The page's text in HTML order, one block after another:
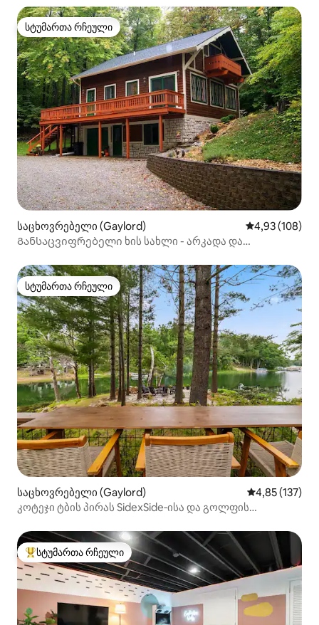
სტუმართა რჩეული
სტუმართა რჩეული
საცხოვრებელი (Gaylord) საშუალო
4,93 (108)
Განსაცვიფრებელი ხის სახლი - არკადა და
სტუმართა რჩეული
სტუმართა რჩეული
საცხოვრებელი (Gaylord) საშუალო
4,85 (137)
კოტეჯი ტბის პირას SidexSide‑ისა და გოლფის
სტუმართა რჩეული მოწინავე ვარიანტი
სტუმართა რჩეული